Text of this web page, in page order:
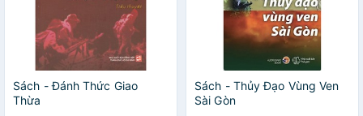
Sách - Đánh Thức Giao
Thừa
Sách - Thủy Đạo Vùng Ven
Sài Gòn